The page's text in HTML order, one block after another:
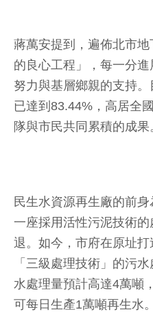
蔣萬安提到，遍佈北市
的良心工程」，每一分
努力與基層鄉親的支持
已達到83.44%，高居全
隊與市民共同累積的成果
民生水資源再生廠的前
一座採用活性污泥技術
退。如今，市府在原址
「三級處理技術」的污
水處理量預計高達4萬噸
可每日生產1萬噸再生水。